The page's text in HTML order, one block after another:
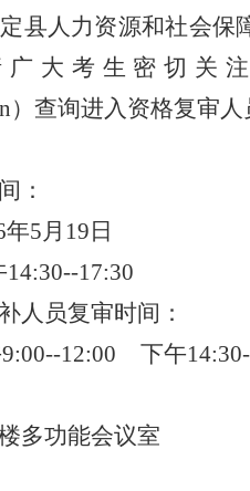
县人力资源和社会保
大考生密切关
查询进入资格复审人
：
5月19日
17:30
人员复审时间：
9:00--12:00 下午
多功能会议室